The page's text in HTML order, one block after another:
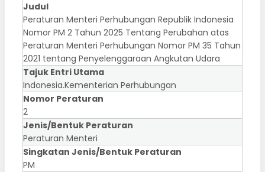
Judul
Peraturan Menteri Perhubungan Republik Indonesia
Nomor PM 2 Tahun 2025 Tentang Perubahan atas
Peraturan Menteri Perhubungan Nomor PM 35 Tahun
2021 tentang Penyelenggaraan Angkutan Udara
Tajuk Entri Utama
Indonesia.Kementerian Perhubungan
Nomor Peraturan
2
Jenis/Bentuk Peraturan
Peraturan Menteri
Singkatan Jenis/Bentuk Peraturan
PM